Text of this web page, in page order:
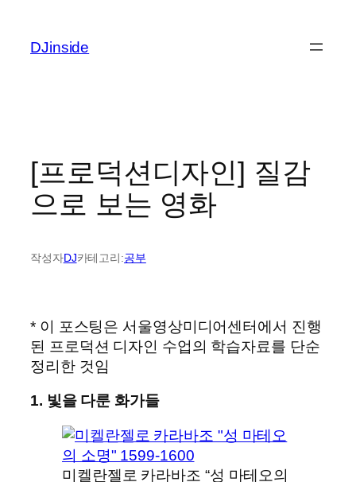
DJinside
[프로덕션디자인] 질감
으로 보는 영화
작성자DJ카테고리:공부
* 이 포스팅은 서울영상미디어센터에서 진행
된 프로덕션 디자인 수업의 학습자료를 단순
정리한 것임
1. 빛을 다룬 화가들
미켈란젤로 카라바조 “성 마테오의